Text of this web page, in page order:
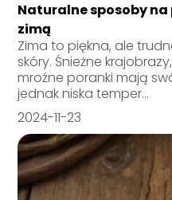
Naturalne sposoby
zimą
Zima to piękna, ale
skóry. Śnieżne
mroźne poranki mają
jednak niska temper...
2024-11-23